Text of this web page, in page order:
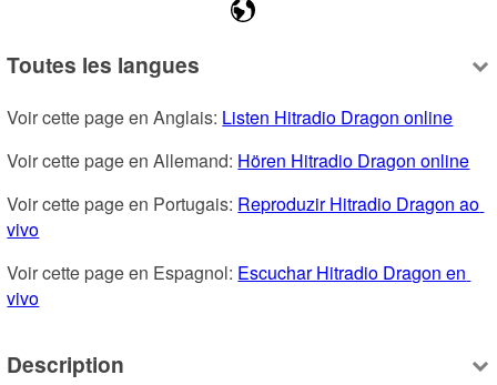
Toutes les langues
Voir cette page en Anglais: Listen Hitradio Dragon online
Voir cette page en Allemand: Hören Hitradio Dragon online
Voir cette page en Portugais: Reproduzir Hitradio Dragon ao
vivo
Voir cette page en Espagnol: Escuchar Hitradio Dragon en
vivo
Description